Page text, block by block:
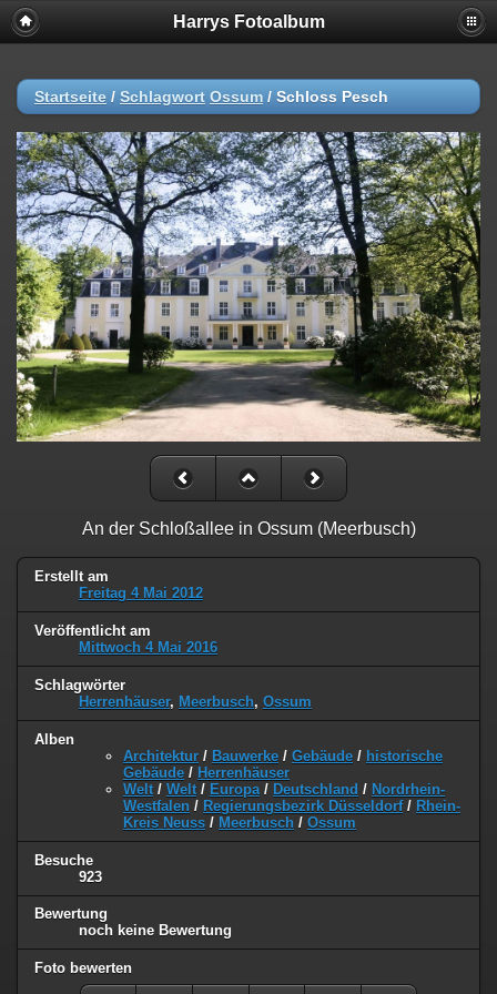
Harrys Fotoalbum
Startseite / Schlagwort Ossum / Schloss Pesch
An der Schloßallee in Ossum (Meerbusch)
Erstellt am
Freitag 4 Mai 2012
Veröffentlicht am
Mittwoch 4 Mai 2016
Schlagwörter
Herrenhäuser, Meerbusch, Ossum
Alben
Architektur / Bauwerke / Gebäude / historische
Gebäude / Herrenhäuser
Welt / Welt / Europa / Deutschland / Nordrhein-
Westfalen / Regierungsbezirk Düsseldorf/ Rhein-
Kreis Neuss / Meerbusch / Ossum
Besuche
923
Bewertung
noch keine Bewertung
Foto bewerten